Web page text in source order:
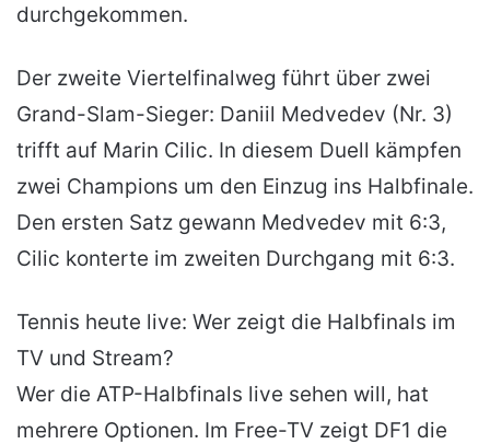
durchgekommen.
Der zweite Viertelfinalweg führt über zwei
Grand-Slam-Sieger: Daniil Medvedev (Nr. 3)
trifft auf Marin Cilic. In diesem Duell kämpfen
zwei Champions um den Einzug ins Halbfinale.
Den ersten Satz gewann Medvedev mit 6:3,
Cilic konterte im zweiten Durchgang mit 6:3.
Tennis heute live: Wer zeigt die Halbfinals im
TV und Stream?
Wer die ATP-Halbfinals live sehen will, hat
mehrere Optionen. Im Free-TV zeigt DF1 die